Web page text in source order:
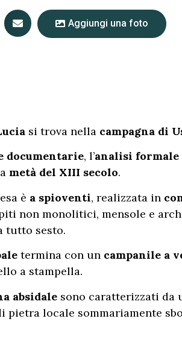
Aggiungi una foto
si trova nella campagna di
documentarie, l’analisi formale
metà del XIII secolo.
è a spioventi, realizzata in
non monolitici, mensole e
tutto sesto.
termina con un campanile a
a stampella.
absidale sono caratterizzati da
pietra locale sommariamente